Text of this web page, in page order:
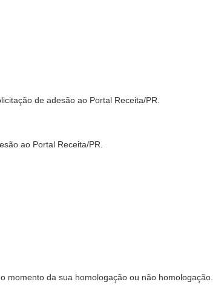
de adesão ao Portal Receita/PR.
ao Portal Receita/PR.
momento da sua homologação ou não homologação.